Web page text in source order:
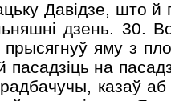
Давідзе, што й
дзень. 30.
прысягнуў яму з
пасадзіць на
казаў